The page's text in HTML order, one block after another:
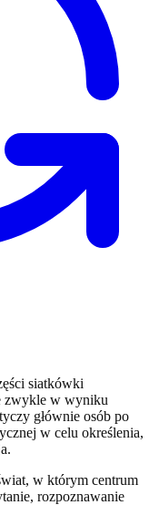
siatkówki
zwykle w wyniku
głównie osób po
w celu określenia,
w którym centrum
rozpoznawanie